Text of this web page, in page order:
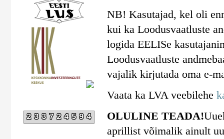
233724594
NB! Kasutajad, kel oli
kui ka Loodusvaatluste
logida EELISe
Loodusvaatluste
vajalik kirjutada oma e-
Vaata ka LVA veebilehe
OLULINE TEADA!
aprillist võimalik ainult